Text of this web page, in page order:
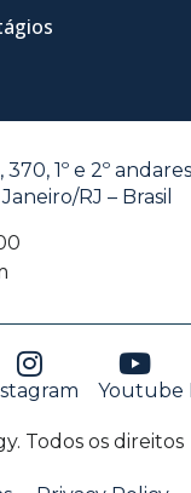
1º e 2º
RJ – Brasil
Youtube
Todos os direitos